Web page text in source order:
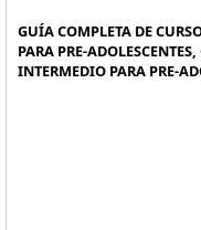
GUÍA COMPLETA DE
PARA PRE-
INTERMEDIO PARA PRE-